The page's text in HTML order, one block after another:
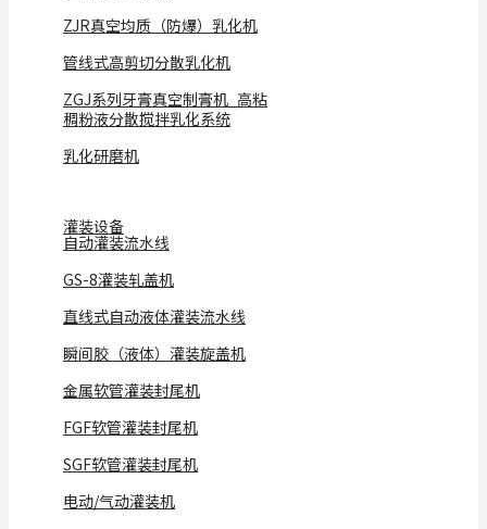
ZJR真空均质（防爆）乳化机
管线式高剪切分散乳化机
ZGJ系列牙膏真空制膏机_高粘
稠粉液分散搅拌乳化系统
乳化研磨机
灌装设备
自动灌装流水线
GS-8灌装轧盖机
直线式自动液体灌装流水线
瞬间胶（液体）灌装旋盖机
金属软管灌装封尾机
FGF软管灌装封尾机
SGF软管灌装封尾机
电动/气动灌装机